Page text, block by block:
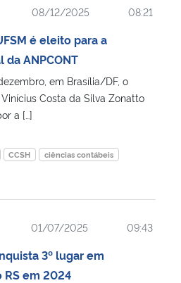
e Comunicações
08/12/2025 08:21
é eleito para a
ANPCONT
em Brasília/DF, o
Costa da Silva Zonatto
a […]
CCSH
ciências contábeis
01/07/2025 09:43
3º lugar em
em 2024